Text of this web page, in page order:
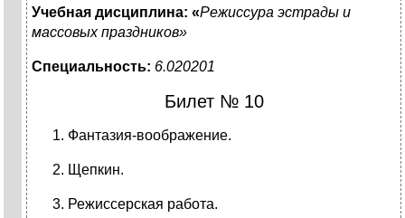
Учебная дисциплина: «Режиссура эстрады и
массовых праздников»
Специальность: 6.020201
Билет № 10
Фантазия-воображение.
Щепкин.
Режиссерская работа.